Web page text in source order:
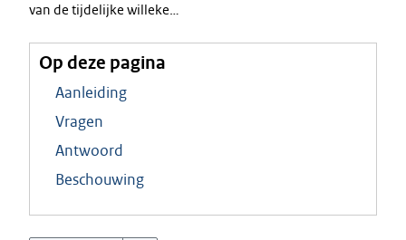
van de tijdelijke willeke…
Op deze pagina
Aanleiding
Vragen
Antwoord
Beschouwing